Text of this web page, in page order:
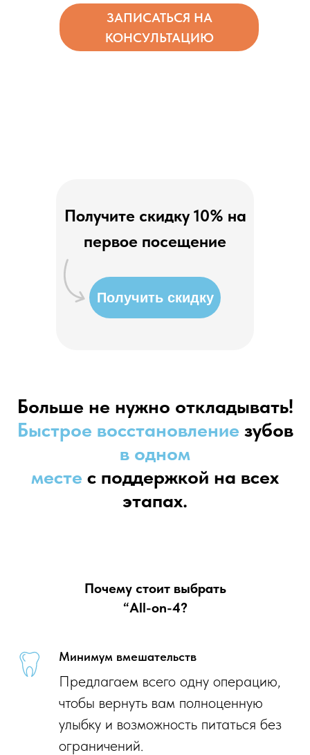
ЗАПИСАТЬСЯ НА
КОНСУЛЬТАЦИЮ
Получите скидку 10% на
первое посещение
Получить скидку
Больше не нужно откладывать!
Быстрое восстановление зубов
в одном
месте с поддержкой на всех
этапах.
Почему стоит выбрать
“All-on-4?
Минимум вмешательств
Предлагаем всего одну операцию,
чтобы вернуть вам полноценную
улыбку и возможность питаться без
ограничений.